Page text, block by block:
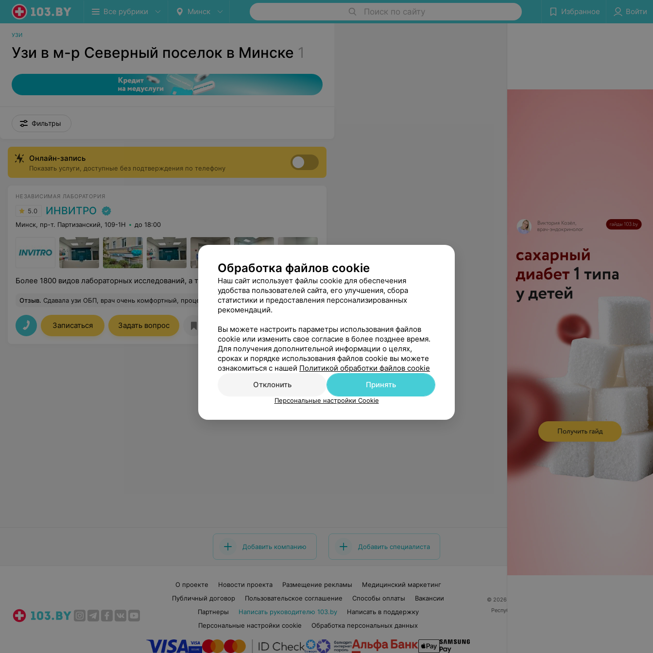
Все рубрики Минск Поиск по сайту Избранное Войти
УЗИ
Узи в м-р Северный поселок в Минске 1
Фильтры
Онлайн-запись
Показать услуги, доступные без подтверждения по телефону
НЕЗАВИСИМАЯ ЛАБОРАТОРИЯ
5.0 ИНВИТРО
Минск, пр-т. Партизанский, 109-1Н до 18:00
Более 1800 видов лабораторных исследований, а также УЗИ
Отзыв. Сдавала узи ОБП, врач очень комфортный, процедура не вызвала дискомфорта, обслуживание на 100 баллов. Еще
Записаться Задать вопрос Отзывы
Добавить компанию Добавить специалиста
О проекте Новости проекта Размещение рекламы
Медицинский маркетинг
Публичный договор
Пользовательское соглашение Способы оплаты
Вакансии
Партнеры
Написать руководителю 103.by
Написать в поддержку
Персональные настройки cookie
Обработка персональных данных
© 2026 ООО «Артокс Лаб», УНП 191700409
Республика Беларусь, г. Минск, улица Толбухина, 2,
Обработка файлов cookie
Наш сайт использует файлы cookie для обеспечения
удобства пользователей сайта, его улучшения, сбора
статистики и предоставления персонализированных
рекомендаций.
Вы можете настроить параметры использования файлов
cookie или изменить свое согласие в более позднее время.
Для получения дополнительной информации о целях,
сроках и порядке использования файлов cookie вы можете
ознакомиться с нашей Политикой обработки файлов cookie
Отклонить
Принять
Персональные настройки Cookie